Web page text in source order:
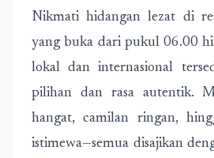
Nikmati hidangan lezat di
yang buka dari pukul 06.00
lokal dan internasional
pilihan dan rasa autentik.
hangat, camilan ringan,
istimewa—semua disajikan